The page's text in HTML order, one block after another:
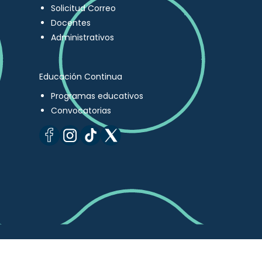
Solicitud Correo
Docentes
Administrativos
Educación Continua
Programas educativos
Convocatorias